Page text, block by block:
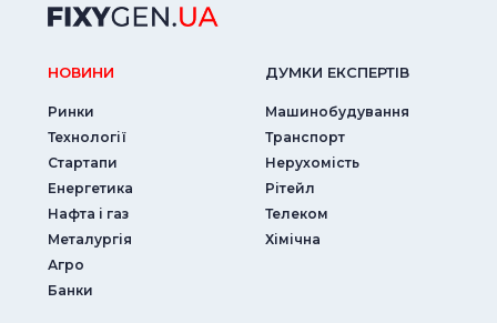
НОВИНИ
Ринки
Технології
Стартапи
Енергетика
Нафта і газ
Металургія
Агро
Банки
ДУМКИ ЕКСПЕРТIВ
Машинобудування
Транспорт
Нерухомість
Рітейл
Телеком
Хімічна